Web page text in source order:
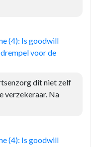
(4): Is goodwill
voor de
dit niet zelf
verzekeraar. Na
(4): Is goodwill